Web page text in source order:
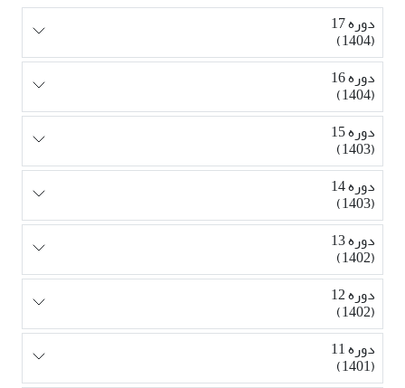
دوره 17
(1404)
دوره 16
(1404)
دوره 15
(1403)
دوره 14
(1403)
دوره 13
(1402)
دوره 12
(1402)
دوره 11
(1401)